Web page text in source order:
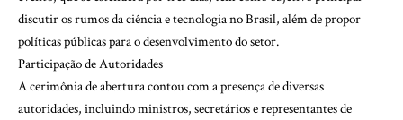
discutir os rumos da ciência e tecnologia no Brasil, além de propor
políticas públicas para o desenvolvimento do setor.
Participação de Autoridades
A cerimônia de abertura contou com a presença de diversas
autoridades, incluindo ministros, secretários e representantes de